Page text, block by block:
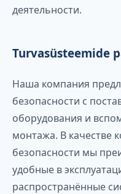
деятельности.
Turvasüsteemide
Наша компания
безопасности с
оборудования и
монтажа. В качестве
безопасности мы
удобные в
распространённые